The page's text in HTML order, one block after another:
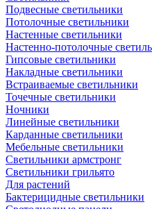
Подвесные светильники
Потолочные светильники
Настенные светильники
Настенно-потолочные
Гипсовые светильники
Накладные светильники
Встраиваемые светильники
Точечные светильники
Ночники
Линейные светильники
Карданные светильники
Мебельные светильники
Светильники армстронг
Светильники грильято
Для растений
Бактерицидные светильники